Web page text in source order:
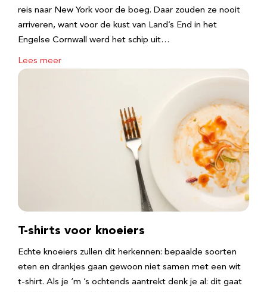
reis naar New York voor de boeg. Daar zouden ze nooit
arriveren, want voor de kust van Land’s End in het
Engelse Cornwall werd het schip uit…
Lees meer
T-shirts voor knoeiers
Echte knoeiers zullen dit herkennen: bepaalde soorten
eten en drankjes gaan gewoon niet samen met een wit
t-shirt. Als je ‘m ’s ochtends aantrekt denk je al: dit gaat